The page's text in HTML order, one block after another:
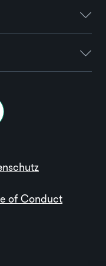
of Conduct